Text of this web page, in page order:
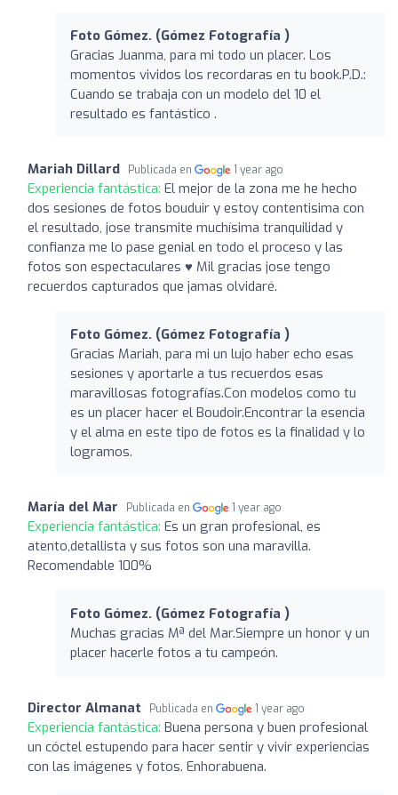
Foto Gómez. (Gómez Fotografía )
Gracias Juanma, para mi todo un placer. Los
momentos vividos los recordaras en tu book.P.D.:
Cuando se trabaja con un modelo del 10 el
resultado es fantástico .
Mariah Dillard Publicada en 1 year ago
Experiencia fantástica: El mejor de la zona me he hecho
dos sesiones de fotos bouduir y estoy contentisima con
el resultado, jose transmite muchísima tranquilidad y
confianza me lo pase genial en todo el proceso y las
fotos son espectaculares ♥️ Mil gracias jose tengo
recuerdos capturados que jamas olvidaré.
Foto Gómez. (Gómez Fotografía )
Gracias Mariah, para mi un lujo haber echo esas
sesiones y aportarle a tus recuerdos esas
maravillosas fotografías.Con modelos como tu
es un placer hacer el Boudoir.Encontrar la esencia
y el alma en este tipo de fotos es la finalidad y lo
logramos.
María del Mar Publicada en 1 year ago
Experiencia fantástica: Es un gran profesional, es
atento,detallista y sus fotos son una maravilla.
Recomendable 100%
Foto Gómez. (Gómez Fotografía )
Muchas gracias Mª del Mar.Siempre un honor y un
placer hacerle fotos a tu campeón.
Director Almanat Publicada en 1 year ago
Experiencia fantástica: Buena persona y buen profesional
un cóctel estupendo para hacer sentir y vivir experiencias
con las imágenes y fotos. Enhorabuena.